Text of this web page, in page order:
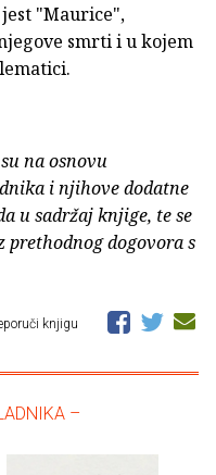
"Maurice",
smrti i u kojem
na osnovu
i njihove dodatne
u sadržaj knjige, te se
prethodnog dogovora s
knjigu
–